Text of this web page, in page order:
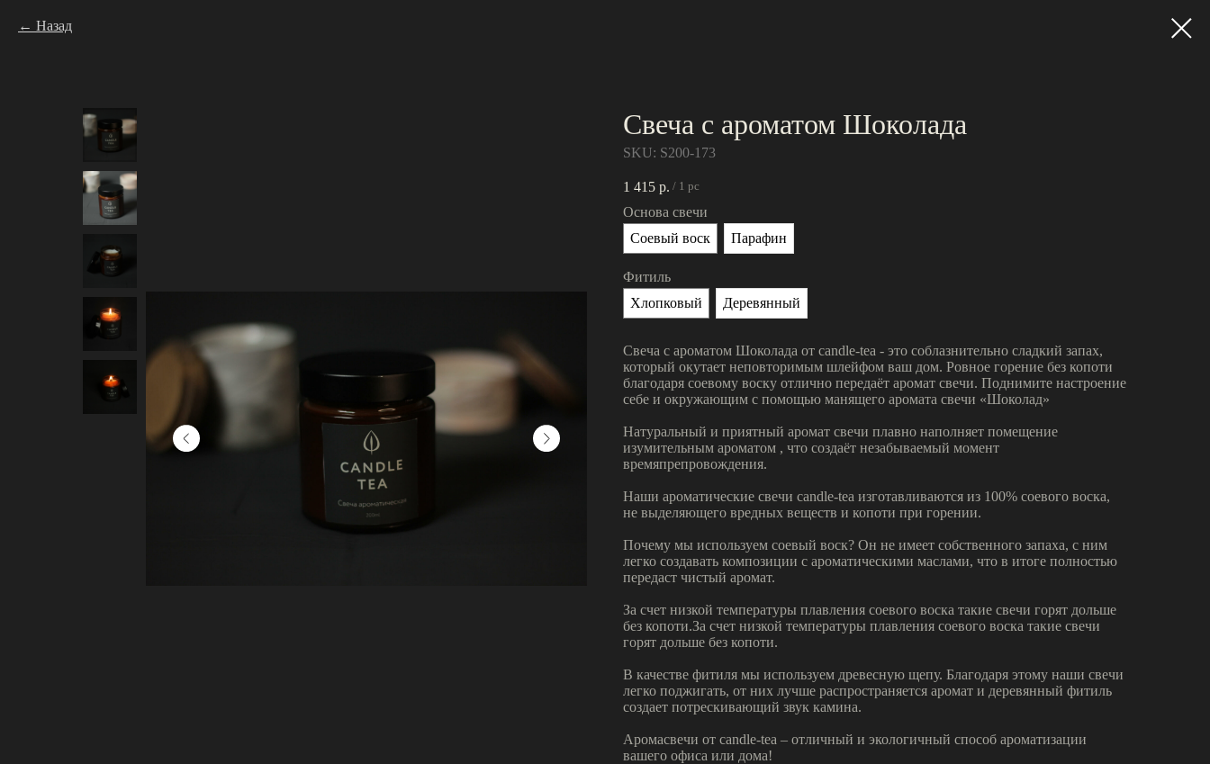
Назад
Свеча с ароматом Шоколада
SKU: S200-173
1 415 р. / 1 pc
Основа свечи
Соевый воск
Парафин
Фитиль
Хлопковый
Деревянный
Свеча с ароматом Шоколада от candle-tea - это соблазнительно сладкий запах,
который окутает неповторимым шлейфом ваш дом. Ровное горение без копоти
благодаря соевому воску отлично передаёт аромат свечи. Поднимите настроение
себе и окружающим с помощью манящего аромата свечи «Шоколад»
Натуральный и приятный аромат свечи плавно наполняет помещение
изумительным ароматом , что создаёт незабываемый момент
времяпрепровождения.
Наши ароматические свечи candle-tea изготавливаются из 100% соевого воска,
не выделяющего вредных веществ и копоти при горении.
Почему мы используем соевый воск? Он не имеет собственного запаха, с ним
легко создавать композиции с ароматическими маслами, что в итоге полностью
передаст чистый аромат.
За счет низкой температуры плавления соевого воска такие свечи горят дольше
без копоти.За счет низкой температуры плавления соевого воска такие свечи
горят дольше без копоти.
В качестве фитиля мы используем древесную щепу. Благодаря этому наши свечи
легко поджигать, от них лучше распространяется аромат и деревянный фитиль
создает потрескивающий звук камина.
Аромасвечи от candle-tea – отличный и экологичный способ ароматизации
вашего офиса или дома!